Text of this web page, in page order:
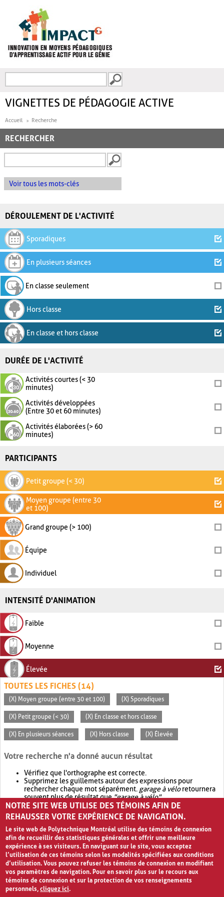
FORMULAIRE DE
VIGNETTES DE PÉDAGOGIE ACTIVE
Accueil Recherche
RECHERCHER
Voir tous les mots-clés
DÉROULEMENT DE L'ACTIVITÉ
Sporadiques
En plusieurs séances
En classe seulement
Hors classe
En classe et hors classe
DURÉE DE L'ACTIVITÉ
Activités courtes (< 30
minutes)
Activités développées
(Entre 30 et 60 minutes)
Activités élaborées (> 60
minutes)
PARTICIPANTS
Petit groupe (< 30)
Moyen groupe (entre 30
et 100)
Grand groupe (> 100)
Équipe
Individuel
INTENSITÉ D'ANIMATION
Faible
Moyenne
Élevée
TOUTES LES FICHES (14)
(X) Moyen groupe (entre 30 et 100) (X) Sporadiques
(X) Petit groupe (< 30) (X) En classe et hors classe
(X) En plusieurs séances (X) Hors classe (X) Élevée
Votre recherche n'a donné aucun résultat
Vérifiez que l'orthographe est correcte.
Supprimez les guillemets autour des expressions pour
rechercher chaque mot séparément. garage à véloretournera
souvent plus de résultat que"garage à vélo".
Envisagez d'élargir votre recherche avec OR.garage OR vélo
retournera souvent plus de résultat quegarage à vélo
NOTRE SITE WEB UTILISE DES TÉMOINS AFIN DE
REHAUSSER VOTRE EXPÉRIENCE DE NAVIGATION.
Le site web de Polytechnique Montréal utilise des témoins de connexion
afin de recueillir des statistiques générales et offrir une meilleure
expérience à ses visiteurs. En naviguant sur le site, vous acceptez
l’utilisation de ces témoins selon les modalités spécifiées aux conditions
d’utilisation. Vous pouvez refuser les témoins de connexion en modifiant
vos paramètres de navigation. Pour en savoir plus sur le recours aux
témoins de connexion et sur la protection de vos renseignements
personnels,cliquez ici.